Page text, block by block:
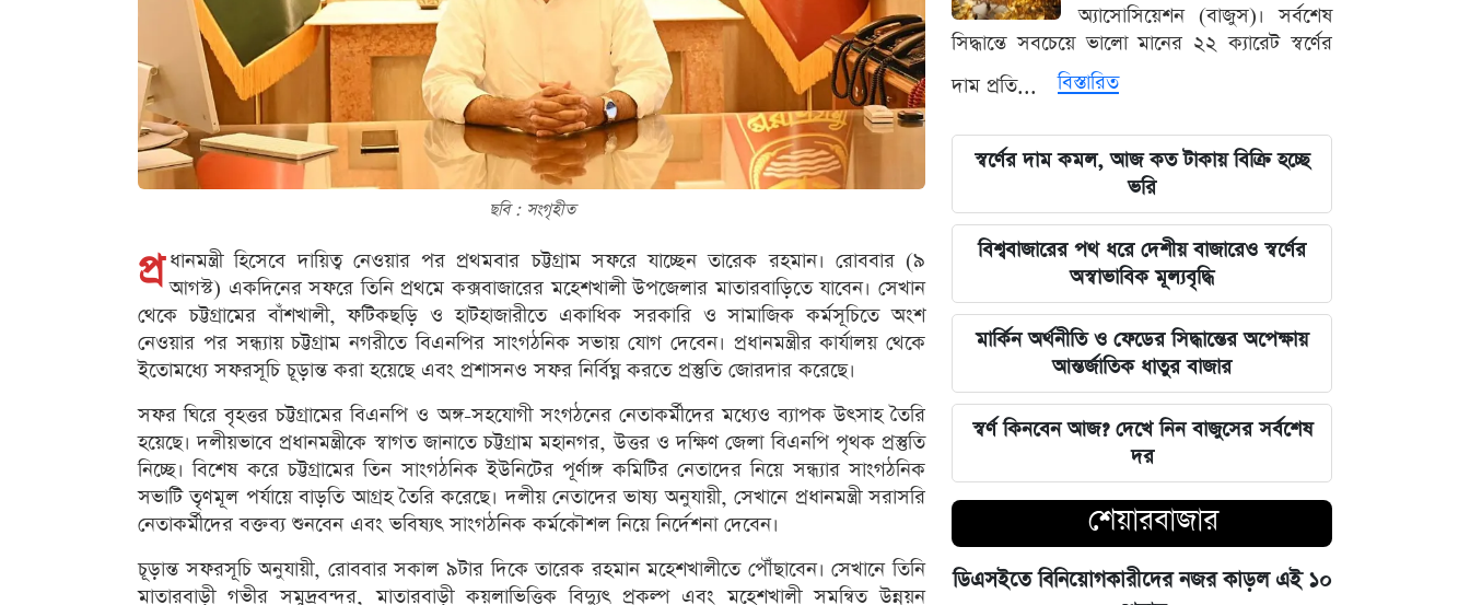
ছবি : সংগৃহীত
প্র ধানমন্ত্রী হিসেবে দায়িত্ব নেওয়ার পর প্রথমবার চট্টগ্রাম সফরে যাচ্ছেন তারেক রহমান। রোববার (৯
আগস্ট) একদিনের সফরে তিনি প্রথমে কক্সবাজারের মহেশখালী উপজেলার মাতারবাড়িতে যাবেন। সেখান
থেকে চট্টগ্রামের বাঁশখালী, ফটিকছড়ি ও হাটহাজারীতে একাধিক সরকারি ও সামাজিক কর্মসূচিতে অংশ
নেওয়ার পর সন্ধ্যায় চট্টগ্রাম নগরীতে বিএনপির সাংগঠনিক সভায় যোগ দেবেন। প্রধানমন্ত্রীর কার্যালয় থেকে
ইতোমধ্যে সফরসূচি চূড়ান্ত করা হয়েছে এবং প্রশাসনও সফর নির্বিঘ্ন করতে প্রস্তুতি জোরদার করেছে।
সফর ঘিরে বৃহত্তর চট্টগ্রামের বিএনপি ও অঙ্গ-সহযোগী সংগঠনের নেতাকর্মীদের মধ্যেও ব্যাপক উৎসাহ তৈরি
হয়েছে। দলীয়ভাবে প্রধানমন্ত্রীকে স্বাগত জানাতে চট্টগ্রাম মহানগর, উত্তর ও দক্ষিণ জেলা বিএনপি পৃথক প্রস্তুতি
নিচ্ছে। বিশেষ করে চট্টগ্রামের তিন সাংগঠনিক ইউনিটের পূর্ণাঙ্গ কমিটির নেতাদের নিয়ে সন্ধ্যার সাংগঠনিক
সভাটি তৃণমূল পর্যায়ে বাড়তি আগ্রহ তৈরি করেছে। দলীয় নেতাদের ভাষ্য অনুযায়ী, সেখানে প্রধানমন্ত্রী সরাসরি
নেতাকর্মীদের বক্তব্য শুনবেন এবং ভবিষ্যৎ সাংগঠনিক কর্মকৌশল নিয়ে নির্দেশনা দেবেন।
চূড়ান্ত সফরসূচি অনুযায়ী, রোববার সকাল ৯টার দিকে তারেক রহমান মহেশখালীতে পৌঁছাবেন। সেখানে তিনি
মাতারবাড়ী গভীর সমুদ্রবন্দর, মাতারবাড়ী কয়লাভিত্তিক বিদ্যুৎ প্রকল্প এবং মহেশখালী সমন্বিত উন্নয়ন
বড় আপডেট জানাল দুদক
যুদ্ধের বড় প্রস্তুতি নিচ্ছে ইরান, আকাশ
প্রতিরক্ষা ও অস্ত্র ব্যবস্থার ব্যাপক
আধুনিকায়ন
চার বিভাগে দুর্যোগপূর্ণ আবহাওয়ার আশঙ্কায়
আবহাওয়া দপ্তরের বিশেষ সতর্কতা
হাসিনাকে মাইক দেওয়ায় ভারতকে
কাঠগড়ায় তুললেন সালাহউদ্দিন
বিশ্ববাজারের পথ ধরে দেশীয় বাজারেও
স্বর্ণের অস্বাভাবিক মূল্যবৃদ্ধি
গ্যাস ও বিদ্যুৎ সংকট মোকাবিলায় নতুন
আশার খবর দিলেন জ্বালানিমন্ত্রী
নদীদূষণ দূর করতে না পারলে ভবিষ্যৎ
প্রজন্মের কাছে জবাব দিতে হবে: প্রধানমন্ত্রী
তারেক রহমান
অ্যাসোসিয়েশন (বাজুস)। সর্বশেষ
সিদ্ধান্তে সবচেয়ে ভালো মানের ২২ ক্যারেট স্বর্ণের
দাম প্রতি...
বিস্তারিত
স্বর্ণের দাম কমল, আজ কত টাকায় বিক্রি হচ্ছে
ভরি
বিশ্ববাজারের পথ ধরে দেশীয় বাজারেও স্বর্ণের
অস্বাভাবিক মূল্যবৃদ্ধি
মার্কিন অর্থনীতি ও ফেডের সিদ্ধান্তের অপেক্ষায়
আন্তর্জাতিক ধাতুর বাজার
স্বর্ণ কিনবেন আজ? দেখে নিন বাজুসের সর্বশেষ
দর
শেয়ারবাজার
ডিএসইতে বিনিয়োগকারীদের নজর কাড়ল এই ১০